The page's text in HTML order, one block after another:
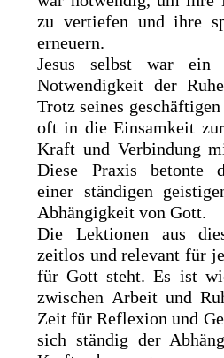
zu vertiefen und ihre
erneuern.
Jesus selbst war
Notwendigkeit der
Trotz seines
oft in die Einsamkeit
Kraft und Verbindung
Diese Praxis betonte
einer ständigen
Abhängigkeit von Gott.
Die Lektionen aus
zeitlos und relevant für
für Gott steht. Es ist
zwischen Arbeit und
Zeit für Reflexion und
sich ständig der